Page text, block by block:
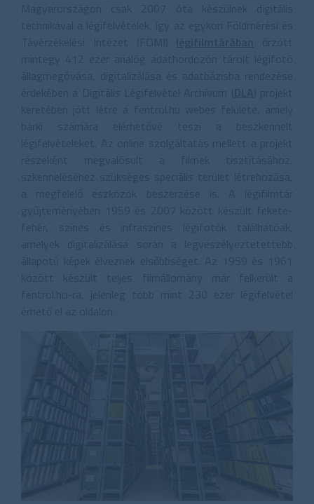
Magyarországon csak 2007 óta készülnek digitális
technikával a légifelvételek, így az egykori Földmérési és
Távérzékelési Intézet (FÖMI) légifilmtárában őrzött
mintegy 412 ezer analóg adathordozón tárolt légifotó
állagmegóvása, digitalizálása és adatbázisba rendezése
érdekében a Digitális Légifelvétel Archívum (DLA) projekt
keretében jött létre a fentrol.hu webes felülete, amely
bárki számára elérhetővé teszi a beszkennelt
légifelvételeket. Az online szolgáltatás mellett a projekt
részeként megvalósult a filmek tisztításához,
szkenneléséhez szükséges speciális terület létrehozása,
a megfelelő eszközök beszerzése is. A légifilmtár
gyűjteményében 1959 és 2007 között készült fekete-
fehér, színes és infraszínes légifotók találhatóak,
amelyek digitalizálása során a legveszélyeztetettebb
állapotú képek élveznek elsőbbséget. Az 1959 és 1961
között készült teljes filmállomány már felkerült a
fentrol.hu-ra, jelenleg több mint 230 ezer légifelvétel
érhető el az oldalon.